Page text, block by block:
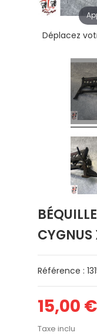
Déplacez
Référence :
15,00 €
Taxe inclu